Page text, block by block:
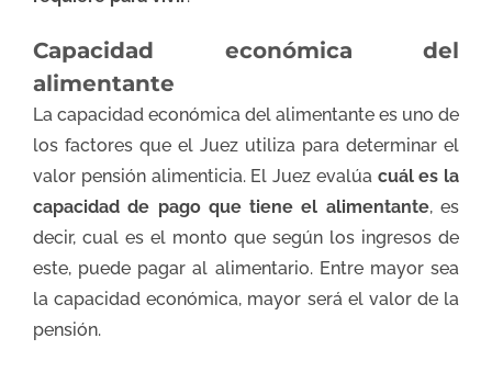
Capacidad económica del
alimentante
La capacidad económica del alimentante es uno de
los factores que el Juez utiliza para determinar el
valor pensión alimenticia. El Juez evalúa cuál es la
capacidad de pago que tiene el alimentante, es
decir, cual es el monto que según los ingresos de
este, puede pagar al alimentario. Entre mayor sea
la capacidad económica, mayor será el valor de la
pensión.